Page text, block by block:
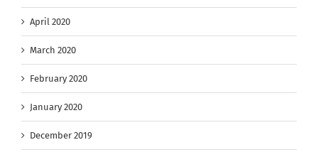
April 2020
March 2020
February 2020
January 2020
December 2019